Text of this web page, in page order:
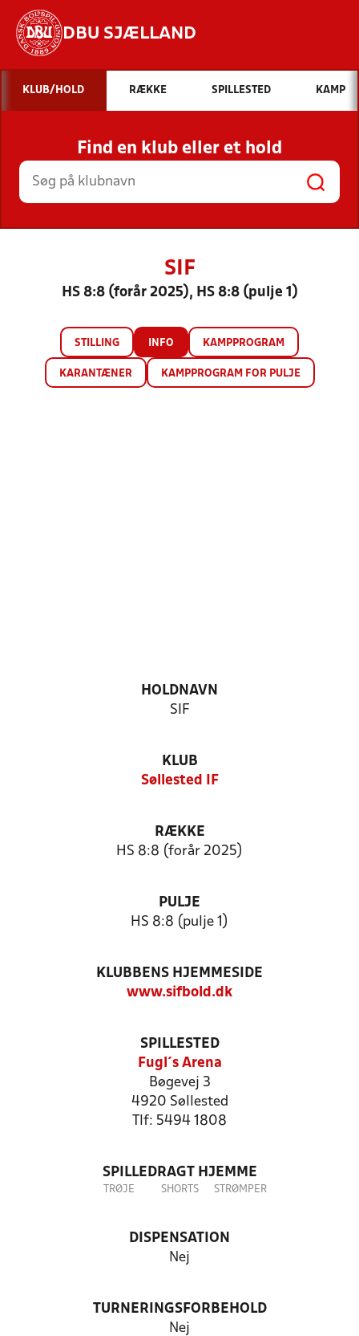
DBU SJÆLLAND
Hvad vil du søge efter?
INDHOLD OG NYHEDER
STILLINGER, RESULTATER, KLUBBER OG
HOLD
KLUB/HOLD RÆKKE SPILLESTED KAMP
Find en klub eller et hold
SIF
HS 8:8 (forår 2025), HS 8:8 (pulje 1)
STILLING INFO KAMPPROGRAM
KARANTÆNER KAMPPROGRAM FOR PULJE
HOLDNAVN
SIF
KLUB
Søllested IF
RÆKKE
HS 8:8 (forår 2025)
PULJE
HS 8:8 (pulje 1)
KLUBBENS HJEMMESIDE
www.sifbold.dk
SPILLESTED
Fugl´s Arena
Bøgevej 3
4920 Søllested
Tlf: 5494 1808
SPILLEDRAGT HJEMME
TRØJE SHORTS STRØMPER
DISPENSATION
Nej
TURNERINGSFORBEHOLD
Nej